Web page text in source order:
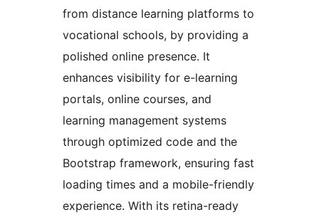
from distance learning platforms to
vocational schools, by providing a
polished online presence. It
enhances visibility for e-learning
portals, online courses, and
learning management systems
through optimized code and the
Bootstrap framework, ensuring fast
loading times and a mobile-friendly
experience. With its retina-ready